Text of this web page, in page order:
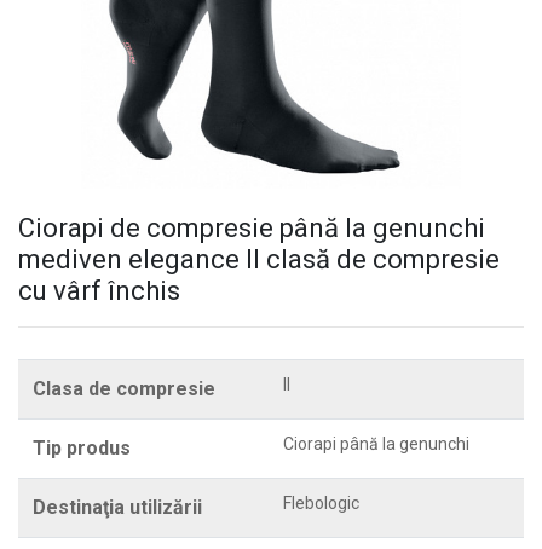
Ciorapi de compresie până la genunchi
mediven elegance II clasă de compresie
cu vârf închis
Clasa de compresie
Tip produs Ciorapi până la genunchi
Destinaţia utilizării Flebologic